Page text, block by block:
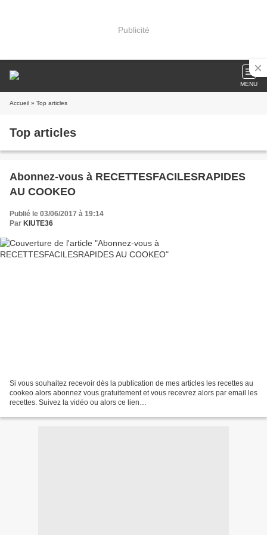
Publicité
MENU
Accueil » Top articles
Top articles
Abonnez-vous à RECETTESFACILESRAPIDES
AU COOKEO
Publié le 03/06/2017 à 19:14
Par KIUTE36
Si vous souhaitez recevoir dès la publication de mes articles les recettes au
cookeo alors abonnez vous gratuitement et vous recevrez alors par email les
recettes. Suivez la vidéo ou alors ce lien